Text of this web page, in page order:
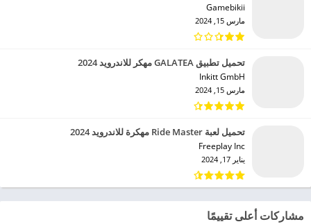
Gamebikii‏
مارس 15, 2024
تحميل تطبيق GALATEA مهكر للاندرويد 2024
Inkitt GmbH‏
مارس 15, 2024
تحميل لعبة Ride Master مهكرة للاندرويد 2024
Freeplay Inc‏
يناير 17, 2024
مشاركات أعلى تقييمًا